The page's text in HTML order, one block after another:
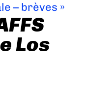
– brèves »
Los